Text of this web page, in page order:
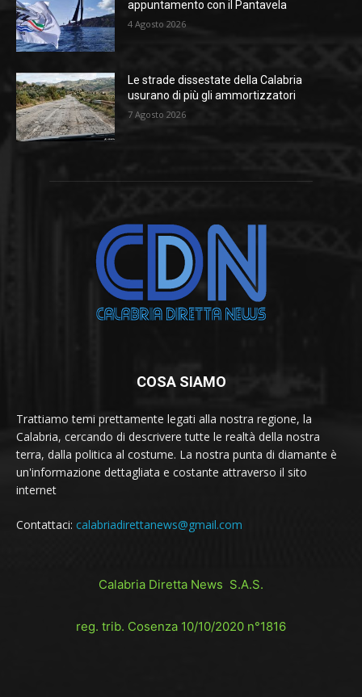
appuntamento con il Pantavela
4 Agosto 2026
Le strade dissestate della Calabria
usurano di più gli ammortizzatori
7 Agosto 2026
COSA SIAMO
Trattiamo temi prettamente legati alla nostra regione, la
Calabria, cercando di descrivere tutte le realtà della nostra
terra, dalla politica al costume. La nostra punta di diamante è
un'informazione dettagliata e costante attraverso il sito
internet
Contattaci: calabriadirettanews@gmail.com
Calabria Diretta News S.A.S.
reg. trib. Cosenza 10/10/2020 n°1816